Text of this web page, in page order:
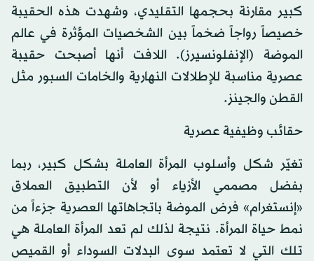
كبير مقارنة بحجمها التقليدي، وشهدت هذه الحقيبة
خصيصاً رواجاً ضخماً بين الشخصيات المؤثرة في عالم
الموضة (الإنفلونسيرز). اللافت أنها أصبحت حقيبة
عصرية مناسبة للإطلالات النهارية والخامات السبور مثل
القطن والجينز.
حقائب وظيفية عصرية
تغيّر شكل وأسلوب المرأة العاملة بشكل كبير، ربما
بفضل مصممي الأزياء أو لأن التطبيق العملاق
«إنستغرام» فرض الموضة باتجاهاتها العصرية جزءاً من
نمط حياة المرأة. نتيجة لذلك لم تعد المرأة العاملة هي
تلك التي لا تعتمد سوى البدلات السوداء أو القميص